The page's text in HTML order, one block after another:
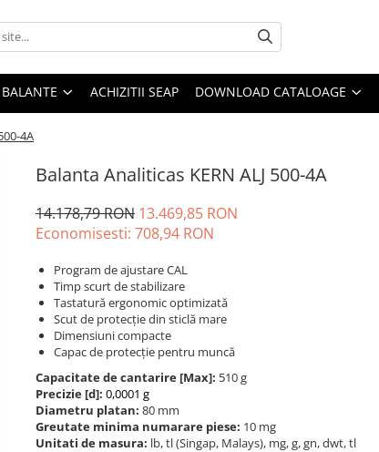
ACHIZITII SEAP DOWNLOAD CATALOAGE
4A
Balanta Analiticas KERN ALJ 500-4A
14.178,79 RON 13.469,85 RON
Economisesti: 708,94 RON
Program de ajustare CAL
Timp scurt de stabilizare
Tastatură ergonomic optimizată
Scut de protecție din sticlă mare
Dimensiuni compacte
Capac de protecție pentru muncă
Capacitate de cantarire [Max]: 510 g
Precizie [d]: 0,0001 g
Diametru platan: 80 mm
Greutate minima numarare piese: 10 mg
Unitati de masura: lb, tl (Singap, Malays), mg, g, gn, dwt, tl